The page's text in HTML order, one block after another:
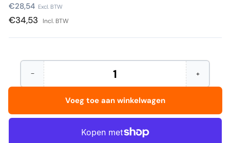
Normale
prijs
€28,54 Excl. BTW
€34,53 Incl. BTW
−Aantal
verminderen
Poetspapier
Hoeveelheid +Verhoog
het
-
Voeg toe aan winkelwagen